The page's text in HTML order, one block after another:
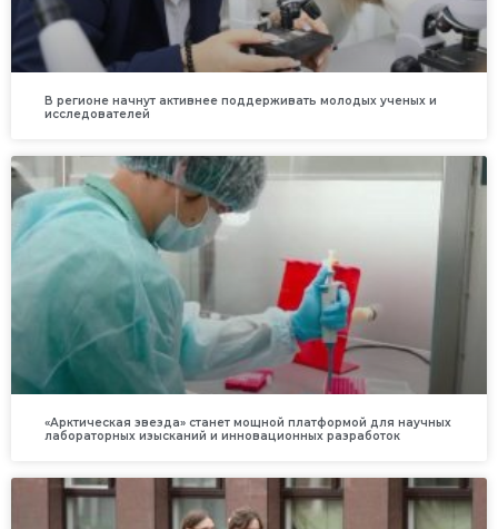
В регионе начнут активнее поддерживать молодых ученых и
исследователей
«Арктическая звезда» станет мощной платформой для научных
лабораторных изысканий и инновационных разработок